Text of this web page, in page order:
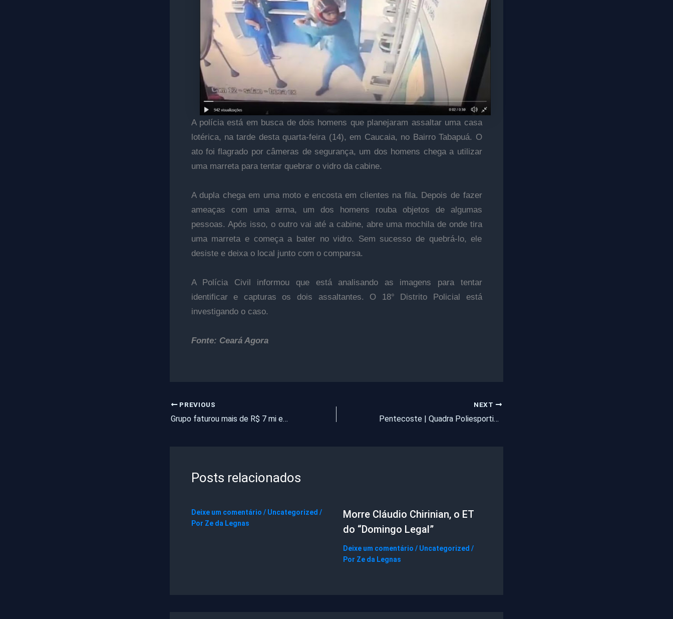
A polícia está em busca de dois homens que planejaram assaltar uma casa
lotérica, na tarde desta quarta-feira (14), em Caucaia, no Bairro Tabapuá. O
ato foi flagrado por câmeras de segurança, um dos homens chega a utilizar
uma marreta para tentar quebrar o vidro da cabine.
A dupla chega em uma moto e encosta em clientes na fila. Depois de fazer
ameaças com uma arma, um dos homens rouba objetos de algumas
pessoas. Após isso, o outro vai até a cabine, abre uma mochila de onde tira
uma marreta e começa a bater no vidro. Sem sucesso de quebrá-lo, ele
desiste e deixa o local junto com o comparsa.
A Polícia Civil informou que está analisando as imagens para tentar
identificar e capturas os dois assaltantes. O 18° Distrito Policial está
investigando o caso.
Fonte: Ceará Agora
PREVIOUS
Grupo faturou mais de R$ 7 mi em contratos com prefeituras
NEXT
Pentecoste | Quadra Poliesportiva da Escola Governador Waldemar Alcântara terá sua ordem de serviço assinado dia 19 de agosto
Posts relacionados
Deixe um comentário / Uncategorized /
Por Ze da Legnas
Morre Cláudio Chirinian, o ET
do “Domingo Legal”
Deixe um comentário / Uncategorized /
Por Ze da Legnas